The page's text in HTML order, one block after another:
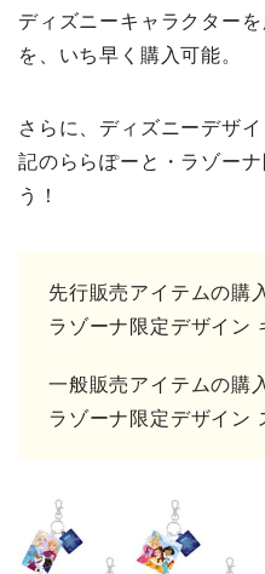
ディズニーキャラクター
を、いち早く購入可能。
さらに、ディズニーデザ
記のららぽーと・ラゾー
う！
先行販売アイテムの購
ラゾーナ限定デザイン
一般販売アイテムの購
ラゾーナ限定デザイン